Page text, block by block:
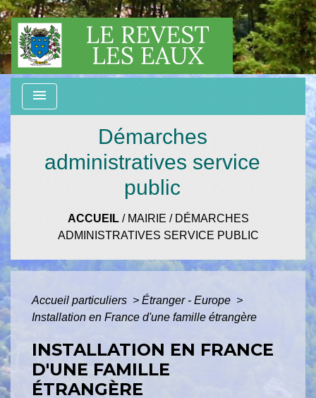
menu
Démarches
administratives service
public
ACCUEIL/ MAIRIE / DÉMARCHES
ADMINISTRATIVES SERVICE PUBLIC
Accueil particuliers > Étranger - Europe >
Installation en France d'une famille étrangère
INSTALLATION EN FRANCE
D'UNE FAMILLE
ÉTRANGÈRE